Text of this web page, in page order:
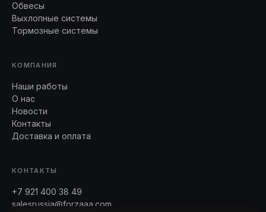
Обвесы
Выхлопные системы
Тормозные системы
КОМПАНИЯ
Наши работы
О нас
Новости
Контакты
Доставка и оплата
КОНТАКТЫ
+7 921 400 38 49
salesrussia@forzaaa.com